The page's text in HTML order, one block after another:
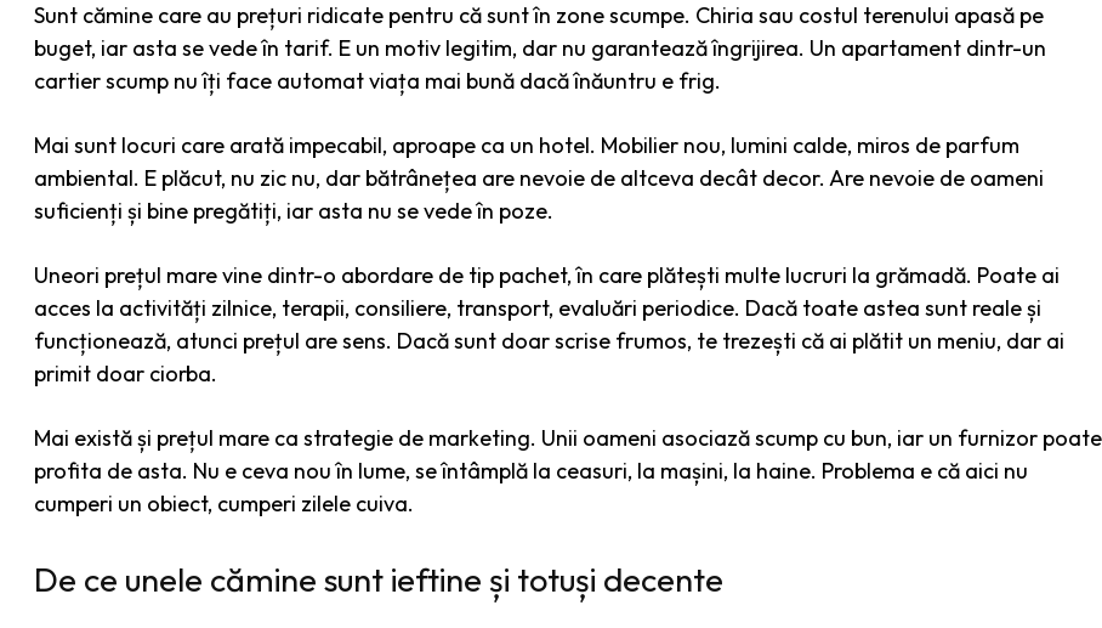
Sunt cămine care au prețuri ridicate pentru că sunt în zone scumpe. Chiria sau costul terenului apasă pe
buget, iar asta se vede în tarif. E un motiv legitim, dar nu garantează îngrijirea. Un apartament dintr-un
cartier scump nu îți face automat viața mai bună dacă înăuntru e frig.
Mai sunt locuri care arată impecabil, aproape ca un hotel. Mobilier nou, lumini calde, miros de parfum
ambiental. E plăcut, nu zic nu, dar bătrânețea are nevoie de altceva decât decor. Are nevoie de oameni
suficienți și bine pregătiți, iar asta nu se vede în poze.
Uneori prețul mare vine dintr-o abordare de tip pachet, în care plătești multe lucruri la grămadă. Poate ai
acces la activități zilnice, terapii, consiliere, transport, evaluări periodice. Dacă toate astea sunt reale și
funcționează, atunci prețul are sens. Dacă sunt doar scrise frumos, te trezești că ai plătit un meniu, dar ai
primit doar ciorba.
Mai există și prețul mare ca strategie de marketing. Unii oameni asociază scump cu bun, iar un furnizor poate
profita de asta. Nu e ceva nou în lume, se întâmplă la ceasuri, la mașini, la haine. Problema e că aici nu
cumperi un obiect, cumperi zilele cuiva.
De ce unele cămine sunt ieftine și totuși decente